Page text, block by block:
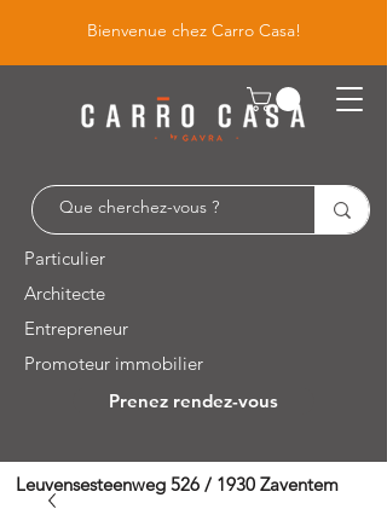
Bienvenue chez Carro Casa!
Particulier
Architecte
Entrepreneur
Promoteur immobilier
Prenez rendez-vous
Leuvensesteenweg 526 / 1930 Zaventem